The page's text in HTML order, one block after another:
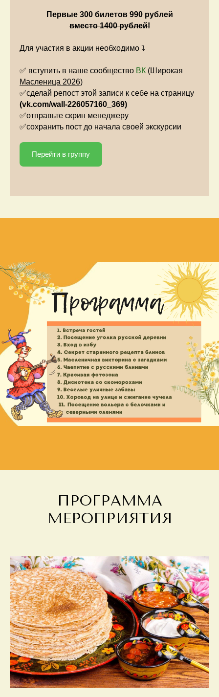
Первые 300 билетов 990 рублей
вместо 1400 рублей!
Для участия в акции необходимо ⤵️
✅ вступить в наше сообщество ВК (Широкая
Масленица 2026)
✅сделай репост этой записи к себе на страницу
(vk.com/wall-226057160_369)
✅отправьте скрин менеджеру
✅сохранить пост до начала своей экскурсии
Перейти в группу
ПРОГРАММА
МЕРОПРИЯТИЯ